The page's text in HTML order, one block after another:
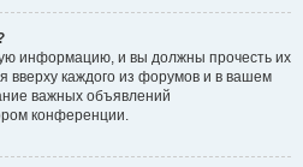
информацию, и вы должны прочесть их
вверху каждого из форумов и в вашем
важных объявлений
конференции.